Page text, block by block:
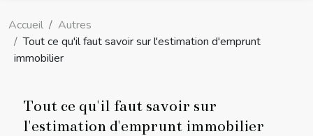
Accueil
Autres
Tout ce qu'il faut savoir sur l'estimation d'emprunt
immobilier
Tout ce qu'il faut savoir sur
l'estimation d'emprunt immobilier